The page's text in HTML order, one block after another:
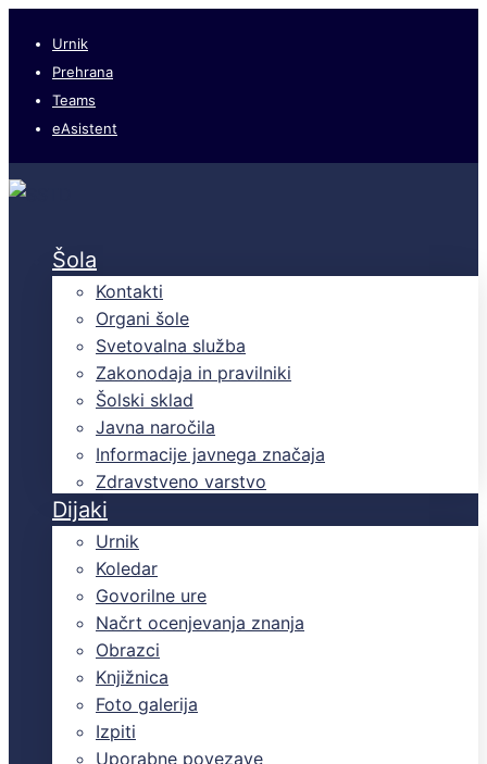
Urnik
Prehrana
Teams
eAsistent
Šola
Kontakti
Organi šole
Svetovalna služba
Zakonodaja in pravilniki
Šolski sklad
Javna naročila
Informacije javnega značaja
Zdravstveno varstvo
Dijaki
Urnik
Koledar
Govorilne ure
Načrt ocenjevanja znanja
Obrazci
Knjižnica
Foto galerija
Izpiti
Uporabne povezave